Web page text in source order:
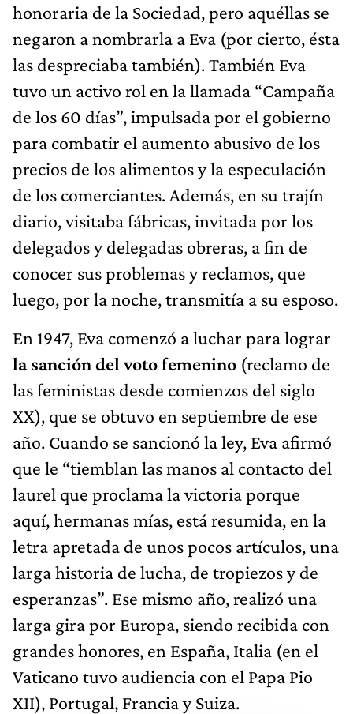
honoraria de la Sociedad, pero aquéllas se
negaron a nombrarla a Eva (por cierto, ésta
las despreciaba también). También Eva
tuvo un activo rol en la llamada “Campaña
de los 60 días”, impulsada por el gobierno
para combatir el aumento abusivo de los
precios de los alimentos y la especulación
de los comerciantes. Además, en su trajín
diario, visitaba fábricas, invitada por los
delegados y delegadas obreras, a fin de
conocer sus problemas y reclamos, que
luego, por la noche, transmitía a su esposo.
En 1947, Eva comenzó a luchar para lograr
la sanción del voto femenino (reclamo de
las feministas desde comienzos del siglo
XX), que se obtuvo en septiembre de ese
año. Cuando se sancionó la ley, Eva afirmó
que le “tiemblan las manos al contacto del
laurel que proclama la victoria porque
aquí, hermanas mías, está resumida, en la
letra apretada de unos pocos artículos, una
larga historia de lucha, de tropiezos y de
esperanzas”. Ese mismo año, realizó una
larga gira por Europa, siendo recibida con
grandes honores, en España, Italia (en el
Vaticano tuvo audiencia con el Papa Pio
XII), Portugal, Francia y Suiza.